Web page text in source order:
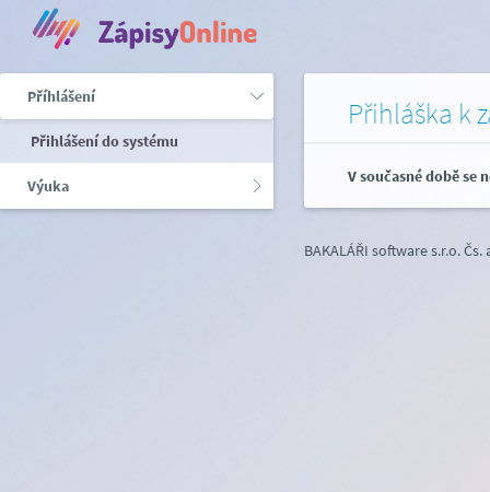
Příhlášení
Přihlášení do systému
Výuka
Přihláška k
V současné době se
BAKALÁŘI software s.r.o.Čs.